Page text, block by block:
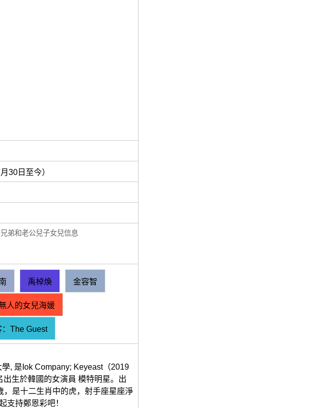
30日至今）
弟和老公兒子女兒信息
禹棹煥 金容智
人的女兒海媛
：The Guest
, 是Iok Company; Keyeast（2019
生於韓國的女演員 模特明星。出
是十二生肖中的虎，射手座星座淨
支持鄭恩彩吧！